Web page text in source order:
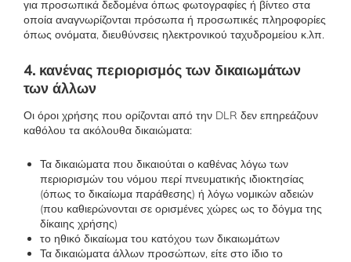
για προσωπικά δεδομένα όπως φωτογραφίες ή βίντεο στα
οποία αναγνωρίζονται πρόσωπα ή προσωπικές πληροφορίες
όπως ονόματα, διευθύνσεις ηλεκτρονικού ταχυδρομείου κ.λπ.
4. κανένας περιορισμός των δικαιωμάτων
των άλλων
Οι όροι χρήσης που ορίζονται από την DLR δεν επηρεάζουν
καθόλου τα ακόλουθα δικαιώματα:
Τα δικαιώματα που δικαιούται ο καθένας λόγω των
περιορισμών του νόμου περί πνευματικής ιδιοκτησίας
(όπως το δικαίωμα παράθεσης) ή λόγω νομικών αδειών
(που καθιερώνονται σε ορισμένες χώρες ως το δόγμα της
δίκαιης χρήσης)
το ηθικό δικαίωμα του κατόχου των δικαιωμάτων
Τα δικαιώματα άλλων προσώπων, είτε στο ίδιο το